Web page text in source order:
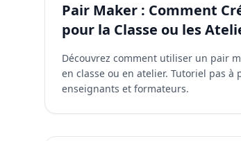
Pair Maker : Comment
pour la Classe ou les
Découvrez comment utiliser un pair
en classe ou en atelier. Tutoriel pas à
enseignants et formateurs.